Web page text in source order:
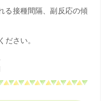
る接種間隔、副反応の傾
さい。